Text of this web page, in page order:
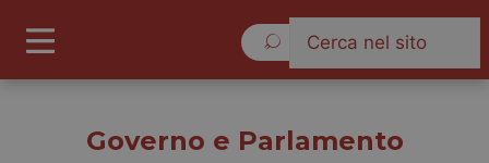
Governo e Parlamento